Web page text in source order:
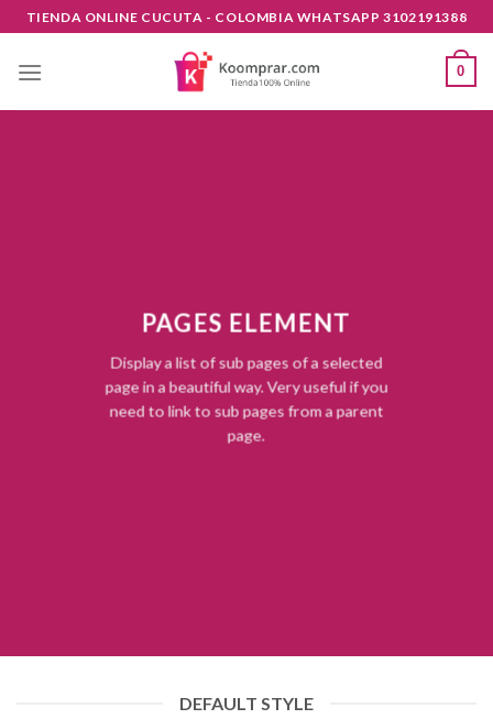
Skip
to
content
TIENDA ONLINE CUCUTA - COLOMBIA WHATSAPP 3102191388
0
PAGES ELEMENT
Display a list of sub pages of a selected
page in a beautiful way. Very useful if you
need to link to sub pages from a parent
page.
DEFAULT STYLE